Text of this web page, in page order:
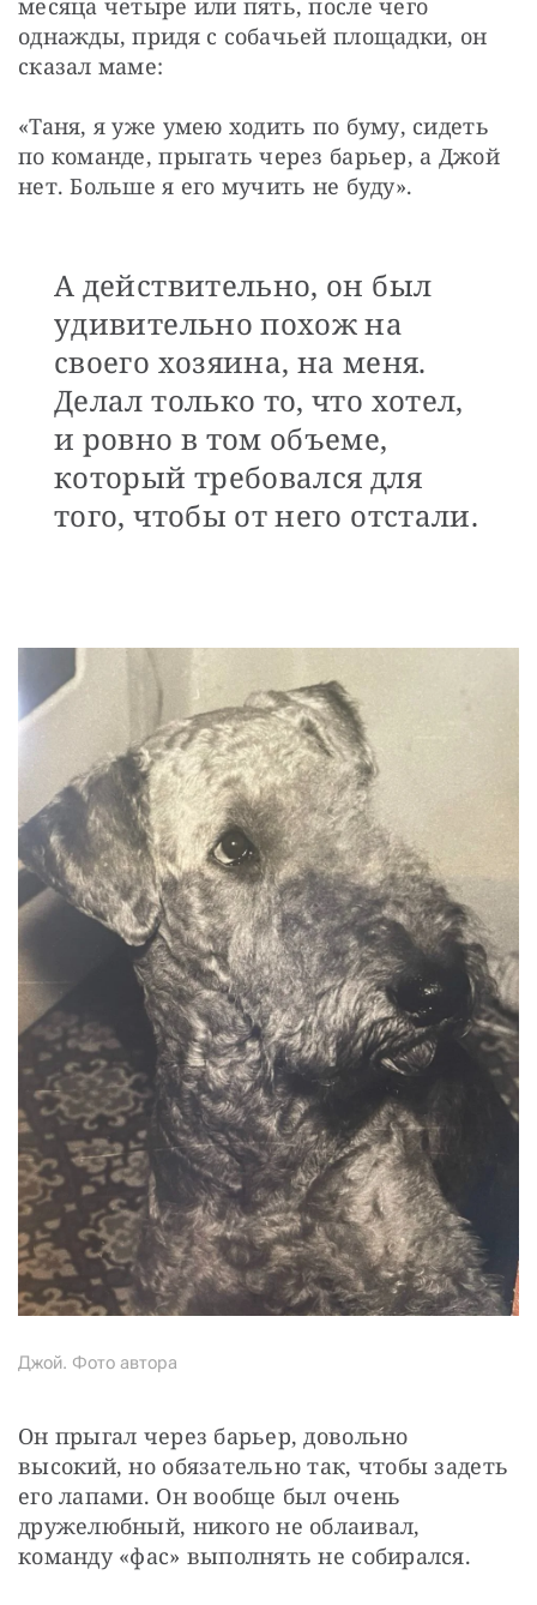
однажды, придя с собачьей площадки, он
сказал маме:
«Таня, я уже умею ходить по буму, сидеть
по команде, прыгать через барьер, а Джой
нет. Больше я его мучить не буду».
А действительно, он был
удивительно похож на
своего хозяина, на меня.
Делал только то, что хотел,
и ровно в том объеме,
который требовался для
того, чтобы от него отстали.
Джой. Фото автора
Он прыгал через барьер, довольно
высокий, но обязательно так, чтобы задеть
его лапами. Он вообще был очень
дружелюбный, никого не облаивал,
команду «фас» выполнять не собирался.